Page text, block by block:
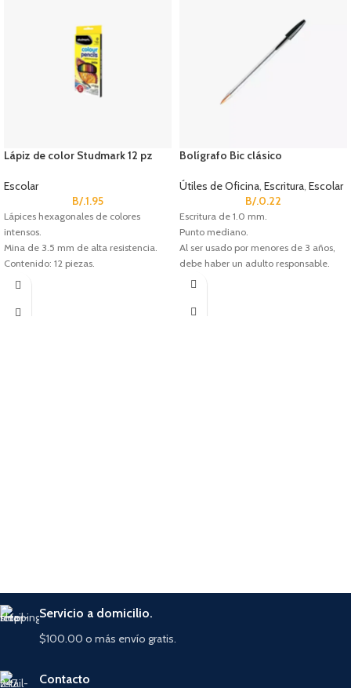
Lápiz de color Studmark 12 pz
Escolar
B/.1.95
Lápices hexagonales de colores
intensos.
Mina de 3.5 mm de alta resistencia.
Contenido: 12 piezas.
Código de Studmark: ST-03426.
Bolígrafo Bic clásico
Útiles de Oficina, Escritura, Escolar
B/.0.22
Escritura de 1.0 mm.
Punto mediano.
Al ser usado por menores de 3 años,
debe haber un adulto responsable.
Servicio a domicilio.
$100.00 o más envío gratis.
Contacto